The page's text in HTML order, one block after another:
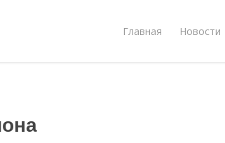
Главная Новости